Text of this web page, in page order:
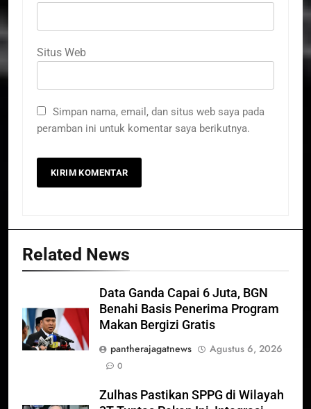
Situs Web
Simpan nama, email, dan situs web saya pada
peramban ini untuk komentar saya berikutnya.
Related News
Data Ganda Capai 6 Juta, BGN
Benahi Basis Penerima Program
Makan Bergizi Gratis
pantherajagatnews
Agustus 6, 2026
0
Zulhas Pastikan SPPG di Wilayah